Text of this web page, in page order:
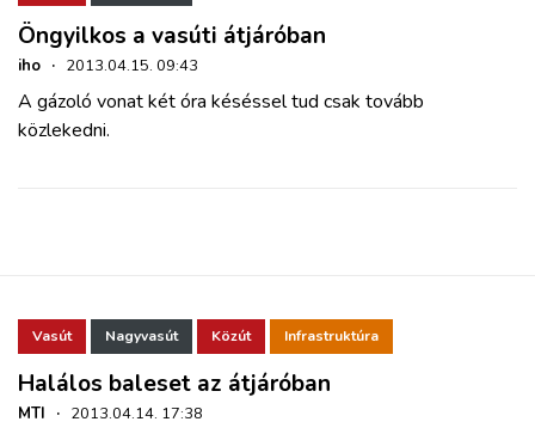
REPÜLÉS
KÖZLEKEDÉSFEJLESZTÉS
HAJÓZÁS
BLOG
Öngyilkos a vasúti átjáróban
iho · 2013.04.15. 09:43
A gázoló vonat két óra késéssel tud csak tovább
közlekedni.
Vasút Nagyvasút Közút Infrastruktúra
Halálos baleset az átjáróban
MTI · 2013.04.14. 17:38